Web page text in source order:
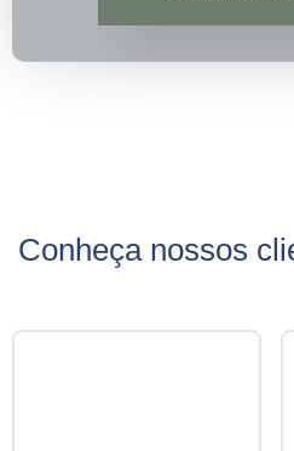
Conheça nossos